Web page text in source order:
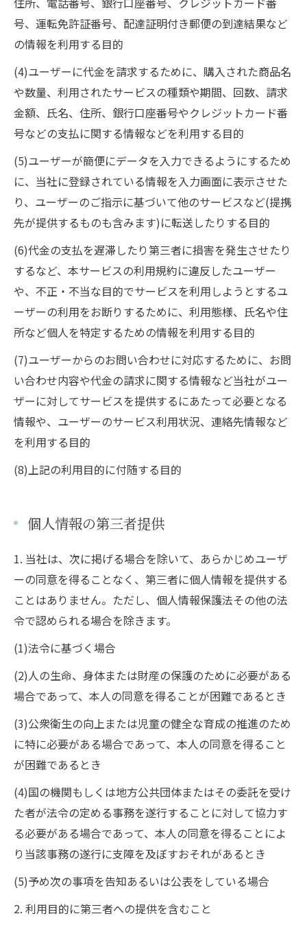
号、運転免許証番号、配達証明付き郵便の到達結果など
の情報を利用する目的
(4)ユーザーに代金を請求するために、購入された商品名
や数量、利用されたサービスの種類や期間、回数、請求
金額、氏名、住所、銀行口座番号やクレジットカード番
号などの支払に関する情報などを利用する目的
(5)ユーザーが簡便にデータを入力できるようにするため
に、当社に登録されている情報を入力画面に表示させた
り、ユーザーのご指示に基づいて他のサービスなど(提携
先が提供するものも含みます)に転送したりする目的
(6)代金の支払を遅滞したり第三者に損害を発生させたり
するなど、本サービスの利用規約に違反したユーザー
や、不正・不当な目的でサービスを利用しようとするユ
ーザーの利用をお断りするために、利用態様、氏名や住
所など個人を特定するための情報を利用する目的
(7)ユーザーからのお問い合わせに対応するために、お問
い合わせ内容や代金の請求に関する情報など当社がユー
ザーに対してサービスを提供するにあたって必要となる
情報や、ユーザーのサービス利用状況、連絡先情報など
を利用する目的
(8)上記の利用目的に付随する目的
個人情報の第三者提供
1. 当社は、次に掲げる場合を除いて、あらかじめユーザ
ーの同意を得ることなく、第三者に個人情報を提供する
ことはありません。ただし、個人情報保護法その他の法
令で認められる場合を除きます。
(1)法令に基づく場合
(2)人の生命、身体または財産の保護のために必要がある
場合であって、本人の同意を得ることが困難であるとき
(3)公衆衛生の向上または児童の健全な育成の推進のため
に特に必要がある場合であって、本人の同意を得ること
が困難であるとき
(4)国の機関もしくは地方公共団体またはその委託を受け
た者が法令の定める事務を遂行することに対して協力す
る必要がある場合であって、本人の同意を得ることによ
り当該事務の遂行に支障を及ぼすおそれがあるとき
(5)予め次の事項を告知あるいは公表をしている場合
2. 利用目的に第三者への提供を含むこと